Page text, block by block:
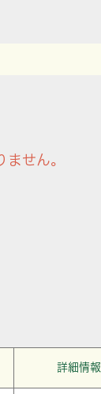
せん。
詳細情報